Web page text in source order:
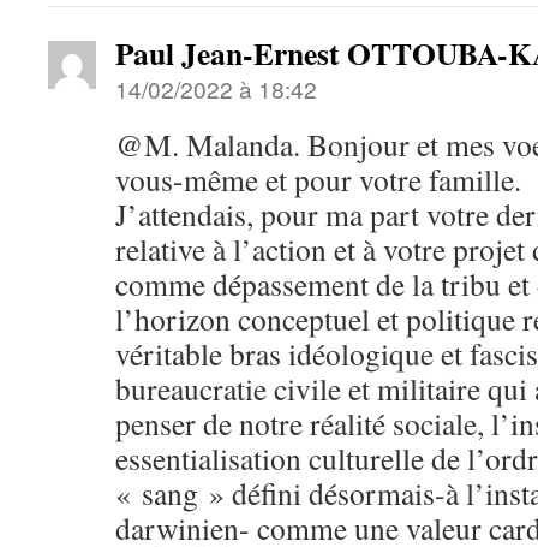
Paul Jean-Ernest OTTOUBA-
14/02/2022 à 18:42
@M. Malanda. Bonjour et mes
vous-même et pour votre famille.
J’attendais, pour ma part votre
relative à l’action et à votre
comme dépassement de la tribu
l’horizon conceptuel et politique
véritable bras idéologique et
bureaucratie civile et militaire qui
penser de notre réalité sociale,
essentialisation culturelle de
« sang » défini désormais-à
darwinien- comme une valeur